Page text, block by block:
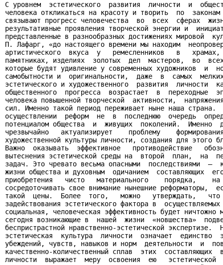
С уровнем  эстетического  развития  личности  и
человека откликаться на красоту и творить  по
связывают прогресс человечества  во  всех  сферах
результативные проявления творческой энергии и
представленные в разнообразных достижениях мировой
П. Лафарг, «до настоящего времени мы находим
артистического  вкуса  у   ремесленников   в
памятниках, изделиях  золотых  дел  мастеров,  во
которые будят удивление у современных художников  и
самобытности и  оригинальности,  даже  в  самых
эстетического и художественного  развития  личности
общественного  прогресса  возрастает  в  переходные
человека повышенной творческой  активности,
сил. Именно такой период переживает ныне наша страна.
осуществлении  реформ  не  в  последнюю  очередь
потенциалом общества  и  живущих  поколений.  Именно
чрезвычайно   актуализирует    проблему
художественной культуры личности, создания для этого
Важно  оказывать  эффективное   противодействие
вытеснения эстетической среды на  второй  план,  на
задач. Это чревато весьма опасными  последствиями  —
жизни общества и духовным  одичанием  составляющих
приобретения   чисто   материального    порядка,
сосредоточивать свое внимание нынешние реформаторы,
такой  цены.  Более  того,   можно   утверждать,   что
задействования эстетического фактора в
социальная, человеческая эффективность будет
сегодня возникающие в  нашей  жизни  «новшества»
беспристрастной нравственно-эстетической экспертизе.
эстетическая  культура  личности  означает  единство
убеждений, чувств, навыков и норм  деятельности  и
качественно-количественный сплав  этих  составляющих
личности  выражает  меру  освоения  ею   эстетической